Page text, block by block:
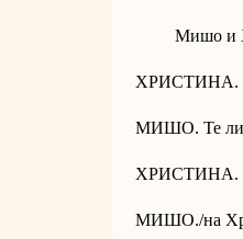
Мишо и
ХРИСТИНА.
МИШО. Те ли
ХРИСТИНА.
МИШО./на